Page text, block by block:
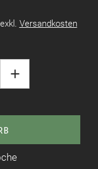
+
exkl. Versandkosten